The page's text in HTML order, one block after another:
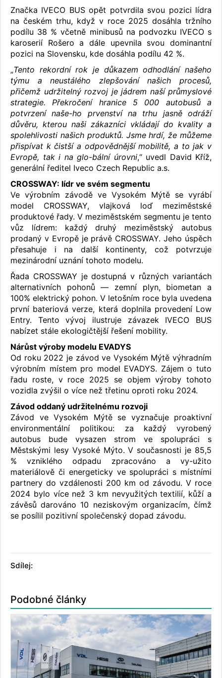
Značka IVECO BUS opět potvrdila svou pozici lídra
na českém trhu, když v roce 2025 dosáhla tržního
podílu 38 % včetně minibusů na podvozku IVECO s
karoserií Rošero a dále upevnila svou dominantní
pozici na Slovensku, kde dosáhla podílu 42 %.
„Tento rekordní rok je důkazem odhodlání našeho
týmu a neustálého zlepšování našich procesů,
přičemž udržitelný rozvoj je jádrem naší průmyslové
strategie. Překročení hranice 5 000 autobusů a
potvrzení naše-ho prvenství na trhu jasně odráží
důvěru, kterou naši zákazníci vkládají do kvality a
spolehlivosti našich produktů. Jsme hrdí, že můžeme
přispívat k čistší a odpovědnější mobilitě, a to jak v
Evropě, tak i na glo-bální úrovni,“ uvedl David Kříž,
generální ředitel Iveco Czech Republic a.s.
CROSSWAY: lídr ve svém segmentu
Ve výrobním závodě ve Vysokém Mýtě se vyrábí
model CROSSWAY, vlajková loď meziměstské
produktové řady. V meziměstském segmentu je tento
vůz lídrem: každý druhý meziměstský autobus
prodaný v Evropě je právě CROSSWAY. Jeho úspěch
přesahuje i na další kontinenty, což potvrzuje
mezinárodní uznání tohoto modelu.
Řada CROSSWAY je dostupná v různých variantách
alternativních pohonů — zemní plyn, biometan a
100% elektrický pohon. V letošním roce byla uvedena
první bateriová verze, která doplnila provedení Low
Entry. Tento vývoj ilustruje závazek IVECO BUS
nabízet stále ekologičtější řešení mobility.
Nárůst výroby modelu EVADYS
Od roku 2022 je závod ve Vysokém Mýtě výhradním
výrobním místem pro model EVADYS. Zájem o tuto
řadu roste, v roce 2025 se objem výroby tohoto
vozidla zvýšil o více než třetinu oproti roku 2024.
Závod oddaný udržitelnému rozvoji
Závod ve Vysokém Mýtě se vyznačuje proaktivní
environmentální politikou: za každý vyrobený
autobus bude vysazen strom ve spolupráci s
Městskými lesy Vysoké Mýto. V současnosti je 85,5
% vzniklého odpadu zpracováno a vy-užito
materiálově či energeticky ve spolupráci s místními
partnery do vzdálenosti 200 km od závodu. V roce
2024 bylo více než 3 km nevyužitých textilií, kůží a
závěsů darováno 10 neziskovým organizacím, čímž
se posílil pozitivní společenský dopad závodu.
Sdílej:
Podobné články